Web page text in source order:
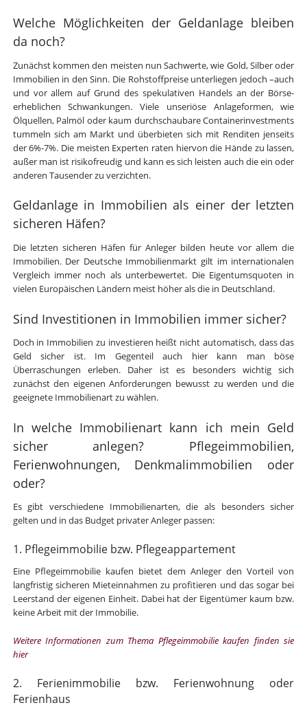
Welche Möglichkeiten der Geldanlage bleiben
da noch?
Zunächst kommen den meisten nun Sachwerte, wie Gold, Silber oder
Immobilien in den Sinn. Die Rohstoffpreise unterliegen jedoch –auch
und vor allem auf Grund des spekulativen Handels an der Börse-
erheblichen Schwankungen. Viele unseriöse Anlageformen, wie
Ölquellen, Palmöl oder kaum durchschaubare Containerinvestments
tummeln sich am Markt und überbieten sich mit Renditen jenseits
der 6%-7%. Die meisten Experten raten hiervon die Hände zu lassen,
außer man ist risikofreudig und kann es sich leisten auch die ein oder
anderen Tausender zu verzichten.
Geldanlage in Immobilien als einer der letzten
sicheren Häfen?
Die letzten sicheren Häfen für Anleger bilden heute vor allem die
Immobilien. Der Deutsche Immobilienmarkt gilt im internationalen
Vergleich immer noch als unterbewertet. Die Eigentumsquoten in
vielen Europäischen Ländern meist höher als die in Deutschland.
Sind Investitionen in Immobilien immer sicher?
Doch in Immobilien zu investieren heißt nicht automatisch, dass das
Geld sicher ist. Im Gegenteil auch hier kann man böse
Überraschungen erleben. Daher ist es besonders wichtig sich
zunächst den eigenen Anforderungen bewusst zu werden und die
geeignete Immobilienart zu wählen.
In welche Immobilienart kann ich mein Geld
sicher anlegen? Pflegeimmobilien,
Ferienwohnungen, Denkmalimmobilien oder
oder?
Es gibt verschiedene Immobilienarten, die als besonders sicher
gelten und in das Budget privater Anleger passen:
1. Pflegeimmobilie bzw. Pflegeappartement
Eine Pflegeimmobilie kaufen bietet dem Anleger den Vorteil von
langfristig sicheren Mieteinnahmen zu profitieren und das sogar bei
Leerstand der eigenen Einheit. Dabei hat der Eigentümer kaum bzw.
keine Arbeit mit der Immobilie.
Weitere Informationen zum Thema Pflegeimmobilie kaufen finden sie
hier
2. Ferienimmobilie bzw. Ferienwohnung oder
Ferienhaus